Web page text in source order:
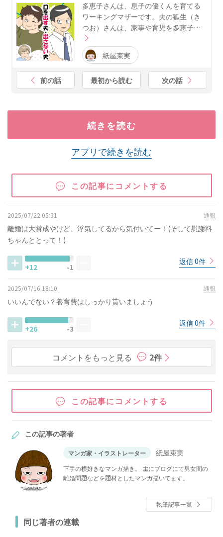
多恵子さんは、息子の優くんを育てる
ワーキングマザーです。夫の狐生（き
つお）さんは、家事や育児を多恵子…
紙屋束実
前の話 最初から読む 次の話
続きを読む
アプリで続きを読む
この記事にコメントする
2025/07/22 05:31 通報
離婚は大賛成やけど、浮気してるから気付いてー！(そして慰謝料
ちゃんととって！)
+12 -1
返信 0件
2025/07/16 18:10 通報
いいんでない？養育費はしっかり貰いましょう
+26 -3
返信 0件
コメントをもっと見る 2件
この記事にコメントする
この記事の著者
マンガ家・イラストレーター 紙屋束実
下手の横好きなマンガ描き。 主にブログにて男女間の
離婚問題などを題材としたマンガ描いてます。
執筆記事一覧
同じ著者の連載